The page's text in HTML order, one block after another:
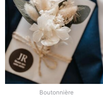
Boutonnière